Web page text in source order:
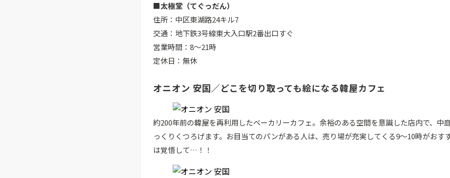
■太極堂（てぐっだん）
住所：中区東湖路24キル7
交通：地下鉄3号線東大入口駅2番出口すぐ
営業時間：8～21時
定休日：無休
オニオン 安国／どこを切り取っても絵になる韓屋カフェ
約200年前の韓屋を再利用したベーカリーカフェ。余裕のある空間を意識した店内で、中
っくりくつろげます。お目当てのパンがある人は、売り場が充実してくる9～10時がおす
は覚悟して…！！